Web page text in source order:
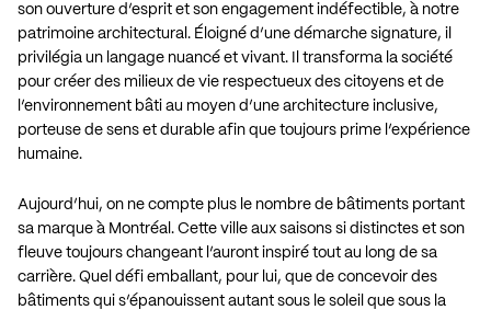
son ouverture d’esprit et son engagement indéfectible, à notre
patrimoine architectural. Éloigné d’une démarche signature, il
privilégia un langage nuancé et vivant. Il transforma la société
pour créer des milieux de vie respectueux des citoyens et de
l’environnement bâti au moyen d’une architecture inclusive,
porteuse de sens et durable afin que toujours prime l’expérience
humaine.
Aujourd’hui, on ne compte plus le nombre de bâtiments portant
sa marque à Montréal. Cette ville aux saisons si distinctes et son
fleuve toujours changeant l’auront inspiré tout au long de sa
carrière. Quel défi emballant, pour lui, que de concevoir des
bâtiments qui s’épanouissent autant sous le soleil que sous la